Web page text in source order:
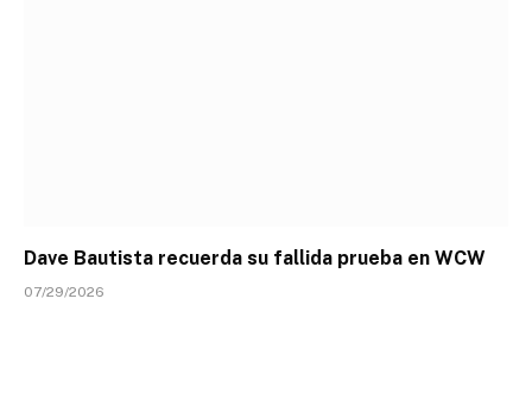
Dave Bautista recuerda su fallida prueba en WCW
07/29/2026